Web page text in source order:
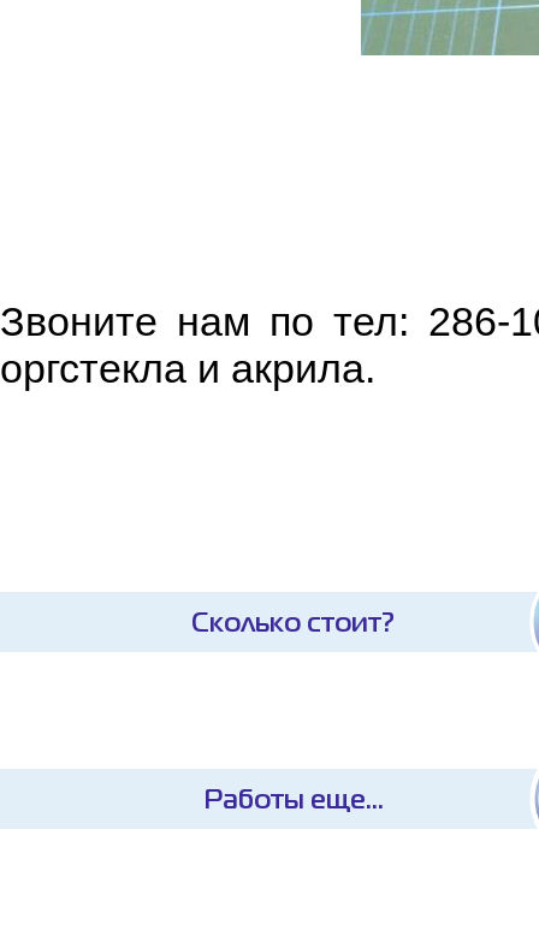
Звоните нам по тел: 286-
оргстекла и акрила.
Сколько стоит?
Работы еще...